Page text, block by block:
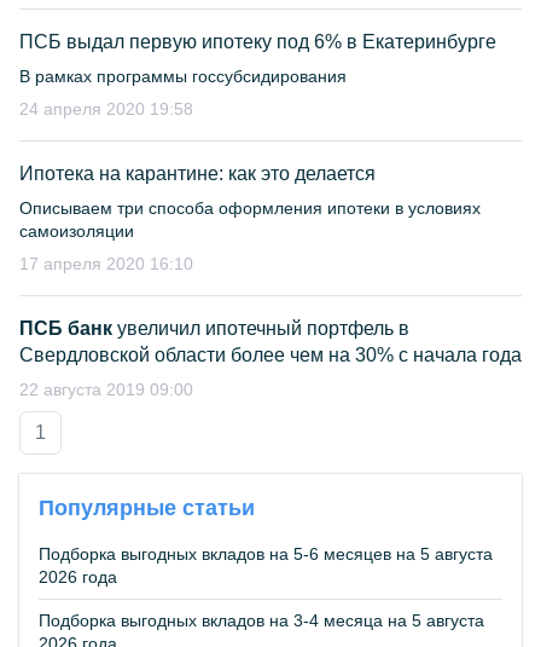
ПСБ выдал первую ипотеку под 6% в Екатеринбурге
В рамках программы госсубсидирования
24 апреля 2020 19:58
Ипотека на карантине: как это делается
Описываем три способа оформления ипотеки в условиях
самоизоляции
17 апреля 2020 16:10
ПСБ банк увеличил ипотечный портфель в
Свердловской области более чем на 30% с начала года
22 августа 2019 09:00
1
Популярные статьи
Подборка выгодных вкладов на 5-6 месяцев на 5 августа
2026 года
Подборка выгодных вкладов на 3-4 месяца на 5 августа